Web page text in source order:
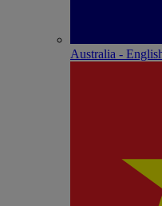
Australia -